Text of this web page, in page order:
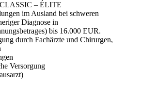
– ÉLITE
im Ausland bei schweren
Diagnose in
bis 16.000 EUR.
durch Fachärzte und Chirurgen,
Versorgung